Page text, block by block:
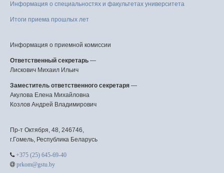
Информация о специальностях и факультетах университета
Итоги приема прошлых лет
Информация о приемной комиссии
Ответственный секретарь —
Лискович Михаил Ильич
Заместитель ответственного секретаря —
Акулова Елена Михайловна
Козлов Андрей Владимирович
Пр-т Октября, 48, 246746,
г.Гомель, Республика Беларусь
+375 (25) 645-69-40
prkom@gstu.by